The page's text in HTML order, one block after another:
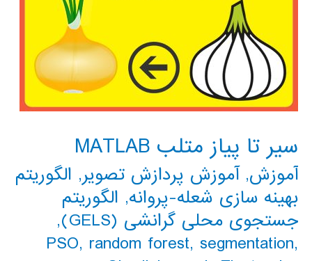
سیر تا پیاز متلب MATLAB
آموزش,آموزش پردازش تصویر, الگوریتم
بهینه سازی شعله-پروانه, الگوریتم
جستجوی محلی گرانشی (GELS)
,
PSO, random forest, segmentation,